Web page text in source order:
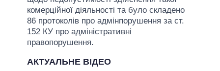
комерційної діяльності та було складено
86 протоколів про адмінпорушення за ст.
152 КУ про адміністративні
правопорушення.
АКТУАЛЬНЕ ВІДЕО